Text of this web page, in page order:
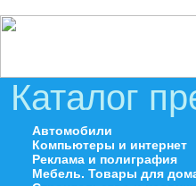
Каталог
Автомобили
Компьютеры и интернет
Реклама и полиграфия
Мебель. Товары для